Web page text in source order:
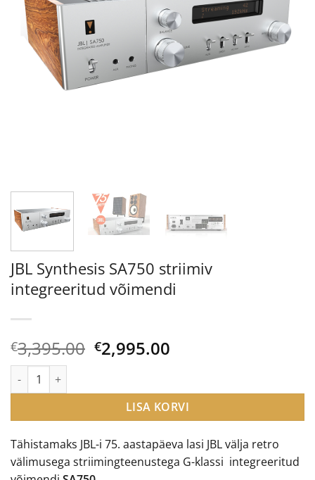
JBL Synthesis SA750 striimiv
integreeritud võimendi
€3,395.00 Algne
hind
€3,395.00.
€2,995.00
€2,995.00.
Tähistamaks JBL-i 75. aastapäeva lasi JBL välja retro
välimusega striimingteenustega G-klassi integreeritud
JBL Synthesis SA750 striimiv integreeritud võimendi kogus
LISA KORVI